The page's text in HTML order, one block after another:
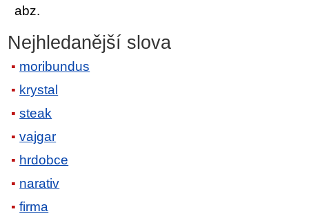
abz.
Nejhledanější slova
moribundus
krystal
steak
vajgar
hrdobce
narativ
firma